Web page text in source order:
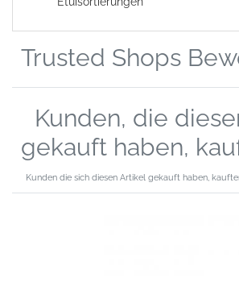
Trusted Shops
Kunden, die
gekauft haben,
Kunden die sich diesen Artikel gekauft haben,